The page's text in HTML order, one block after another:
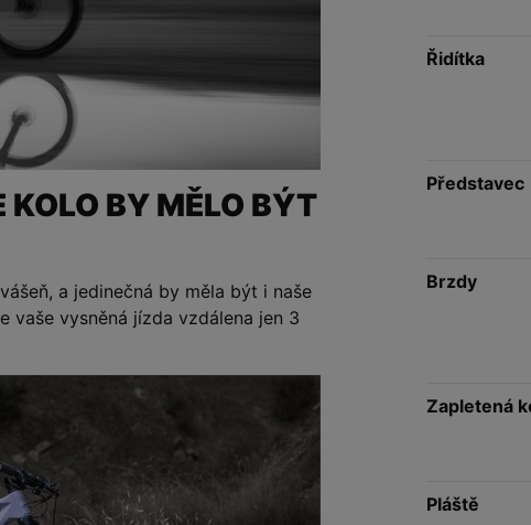
KOLO BY MĚLO BÝT
a jedinečná by měla být i naše
vaše vysněná jízda vzdálena jen 3
Řidítka
Představec
Brzdy
Zapletená
Pláště